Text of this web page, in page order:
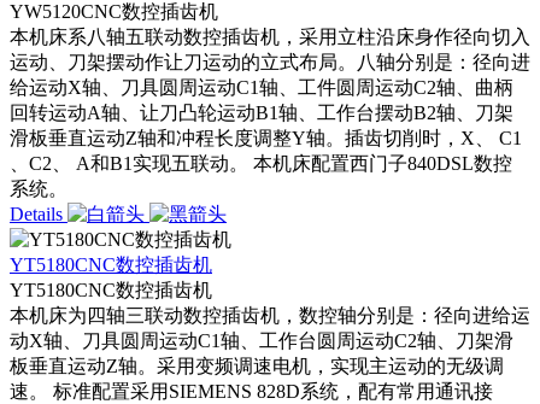
YW5120CNC数控插齿机
本机床系八轴五联动数控插齿机，采用立柱沿床身作径向切入
运动、刀架摆动作让刀运动的立式布局。八轴分别是：径向进
给运动X轴、刀具圆周运动C1轴、工件圆周运动C2轴、曲柄
回转运动A轴、让刀凸轮运动B1轴、工作台摆动B2轴、刀架
滑板垂直运动Z轴和冲程长度调整Y轴。插齿切削时，X、 C1
、C2、 A和B1实现五联动。 本机床配置西门子840DSL数控
系统。
Details
YT5180CNC数控插齿机
YT5180CNC数控插齿机
本机床为四轴三联动数控插齿机，数控轴分别是：径向进给运
动X轴、刀具圆周运动C1轴、工作台圆周运动C2轴、刀架滑
板垂直运动Z轴。采用变频调速电机，实现主运动的无级调
速。 标准配置采用SIEMENS 828D系统，配有常用通讯接